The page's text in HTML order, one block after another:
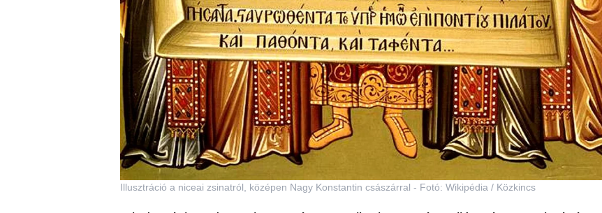
Illusztráció a niceai zsinatról, középen Nagy Konstantin császárral - Fotó: Wikipédia / Közkincs